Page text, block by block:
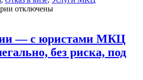
к
МКЦ
Интерпресс
отключены
— с юристами МКЦ
без риска, под